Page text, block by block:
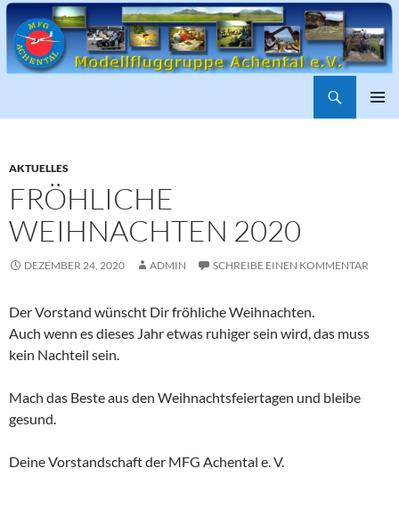
AKTUELLES
FRÖHLICHE
WEIHNACHTEN 2020
DEZEMBER 24, 2020 ADMIN SCHREIBE EINEN KOMMENTAR
Der Vorstand wünscht Dir fröhliche Weihnachten.
Auch wenn es dieses Jahr etwas ruhiger sein wird, das muss
kein Nachteil sein.
Mach das Beste aus den Weihnachtsfeiertagen und bleibe
gesund.
Deine Vorstandschaft der MFG Achental e. V.